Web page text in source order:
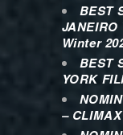
BEST
JANEIRO
Winter
BEST
YORK
–